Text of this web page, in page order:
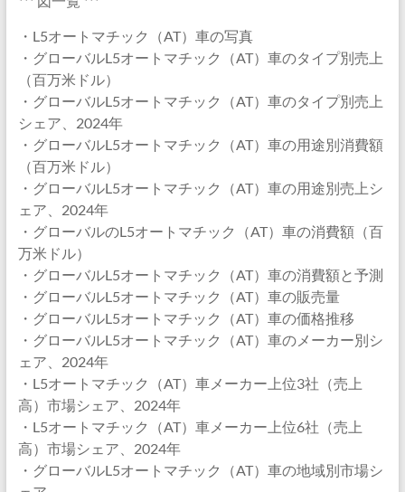
・L5オートマチック（AT）車の写真
・グローバルL5オートマチック（AT）車のタイプ別売上
（百万米ドル）
・グローバルL5オートマチック（AT）車のタイプ別売上
シェア、2024年
・グローバルL5オートマチック（AT）車の用途別消費額
（百万米ドル）
・グローバルL5オートマチック（AT）車の用途別売上シ
ェア、2024年
・グローバルのL5オートマチック（AT）車の消費額（百
万米ドル）
・グローバルL5オートマチック（AT）車の消費額と予測
・グローバルL5オートマチック（AT）車の販売量
・グローバルL5オートマチック（AT）車の価格推移
・グローバルL5オートマチック（AT）車のメーカー別シ
ェア、2024年
・L5オートマチック（AT）車メーカー上位3社（売上
高）市場シェア、2024年
・L5オートマチック（AT）車メーカー上位6社（売上
高）市場シェア、2024年
・グローバルL5オートマチック（AT）車の地域別市場シ